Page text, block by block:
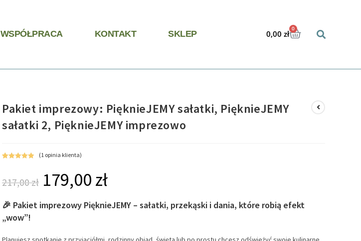
WSPÓŁPRACA KONTAKT SKLEP 0,00 zł
0
Pakiet imprezowy: PięknieJEMY sałatki, PięknieJEMY
sałatki 2, PięknieJEMY imprezowo
podstawie
(1 opinia klienta)
217,00zł 179,00 zł
🎉 Pakiet imprezowy PięknieJEMY – sałatki, przekąski i dania, które robią efekt
„wow”!